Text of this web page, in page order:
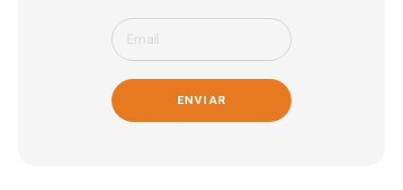
ENVIAR